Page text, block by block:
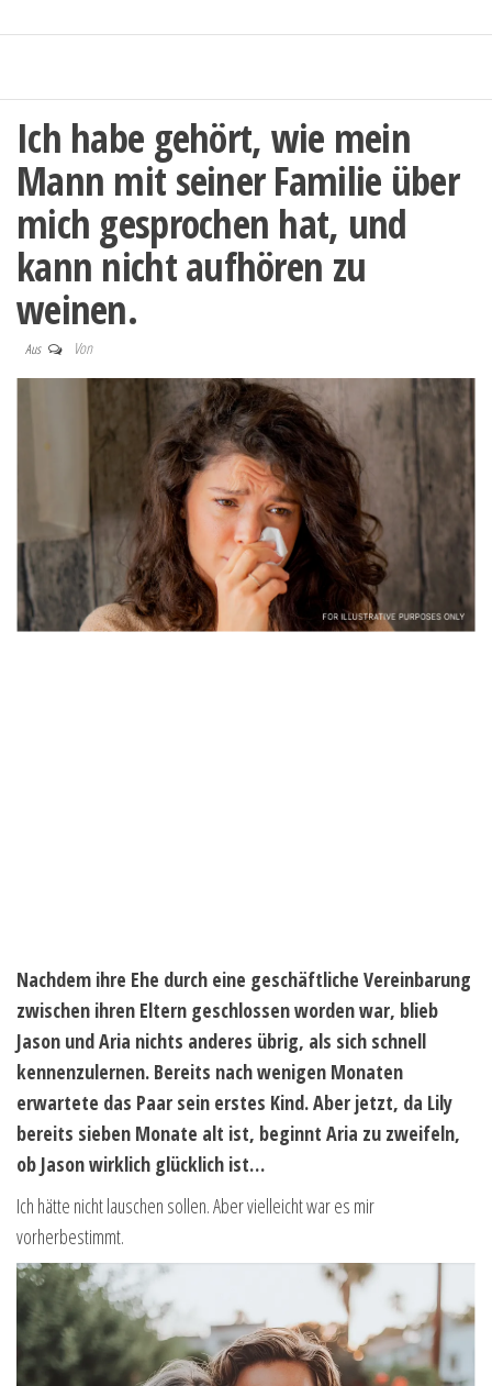
Ich habe gehört, wie mein
Mann mit seiner Familie über
mich gesprochen hat, und
kann nicht aufhören zu
weinen.
Aus Von
Nachdem ihre Ehe durch eine geschäftliche Vereinbarung
zwischen ihren Eltern geschlossen worden war, blieb
Jason und Aria nichts anderes übrig, als sich schnell
kennenzulernen. Bereits nach wenigen Monaten
erwartete das Paar sein erstes Kind. Aber jetzt, da Lily
bereits sieben Monate alt ist, beginnt Aria zu zweifeln,
ob Jason wirklich glücklich ist…
Ich hätte nicht lauschen sollen. Aber vielleicht war es mir
vorherbestimmt.